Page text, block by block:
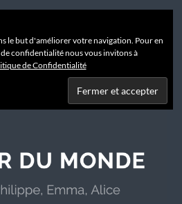
le but d'améliorer votre navigation. Pour en
confidentialité nous vous invitons à
de Confidentialité